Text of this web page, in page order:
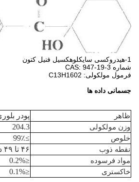
1-هیدروکسی سایکلوهکسیل فنیل کتون
شماره CAS: 947-19-3
فرمول مولکولی: C13H1602
جسمانی داده ها
ظاهر
پودر
وزن مولکولی
204.3
خلوص
≥99٪
نقطه ذوب
۴۶ تا ۴۹ درجه سانتیگراد
مواد فرسوده
≤0.2%
خاکستری
≤0.1%